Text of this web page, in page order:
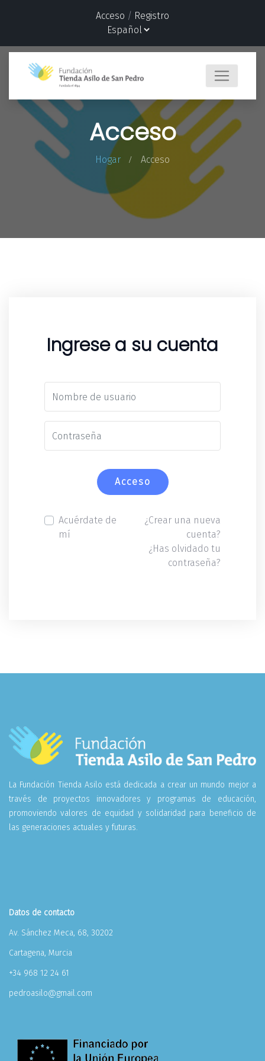
Acceso / Registro
Acceso
Hogar Acceso
Ingrese a su cuenta
Acceso
Acuérdate de
mí
¿Crear una nueva
cuenta?
¿Has olvidado tu
contraseña?
La Fundación Tienda Asilo está dedicada a crear un mundo mejor a
través de proyectos innovadores y programas de educación,
promoviendo valores de equidad y solidaridad para beneficio de
las generaciones actuales y futuras.
Datos de contacto
Av. Sánchez Meca, 68, 30202
Cartagena, Murcia
+34 968 12 24 61
pedroasilo@gmail.com